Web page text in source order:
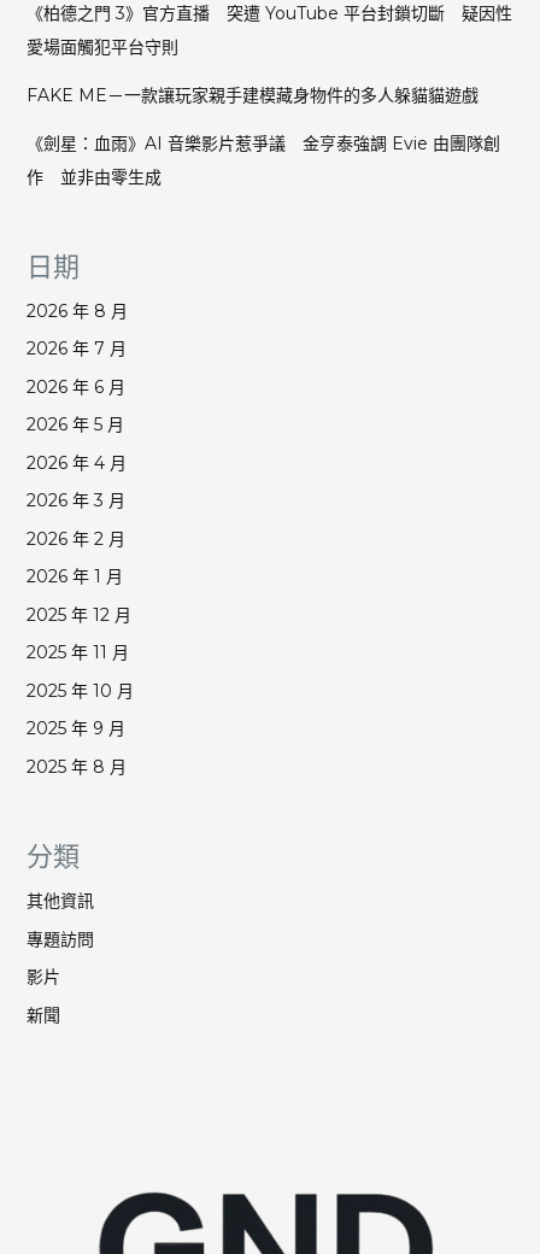
《柏德之門 3》官方直播 突遭 YouTube 平台封鎖切斷 疑因性
愛場面觸犯平台守則
FAKE ME－一款讓玩家親手建模藏身物件的多人躲貓貓遊戲
《劍星：血雨》AI 音樂影片惹爭議 金亨泰強調 Evie 由團隊創
作 並非由零生成
日期
2026 年 8 月
2026 年 7 月
2026 年 6 月
2026 年 5 月
2026 年 4 月
2026 年 3 月
2026 年 2 月
2026 年 1 月
2025 年 12 月
2025 年 11 月
2025 年 10 月
2025 年 9 月
2025 年 8 月
分類
其他資訊
專題訪問
影片
新聞